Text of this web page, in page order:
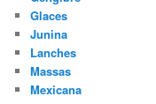
Glaces
Junina
Lanches
Massas
Mexicana